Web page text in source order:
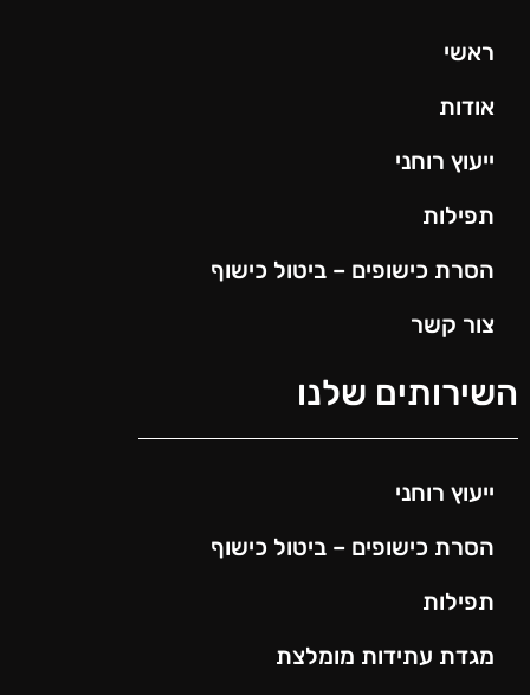
ראשי
אודות
ייעוץ רוחני
תפילות
הסרת כישופים – ביטול כישוף
צור קשר
השירותים שלנו
ייעוץ רוחני
הסרת כישופים – ביטול כישוף
תפילות
מגדת עתידות מומלצת